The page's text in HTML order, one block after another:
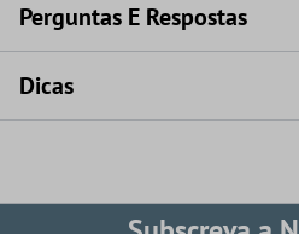
Perguntas E Respostas
Dicas